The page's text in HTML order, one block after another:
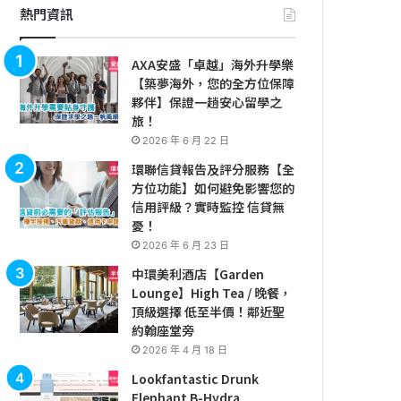
熱門資訊
AXA安盛「卓越」海外升學樂
【築夢海外，您的全方位保障
夥伴】保證一趟安心留學之
旅！
2026 年 6 月 22 日
環聯信貸報告及評分服務【全
方位功能】如何避免影響您的
信用評級？實時監控 信貸無
憂！
2026 年 6 月 23 日
中環美利酒店【Garden
Lounge】High Tea / 晚餐，
頂級選擇 低至半價！鄰近聖
約翰座堂旁
2026 年 4 月 18 日
Lookfantastic Drunk